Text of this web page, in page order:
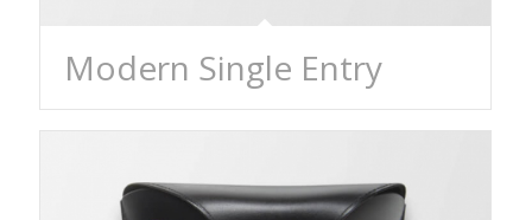
Modern Single Entry